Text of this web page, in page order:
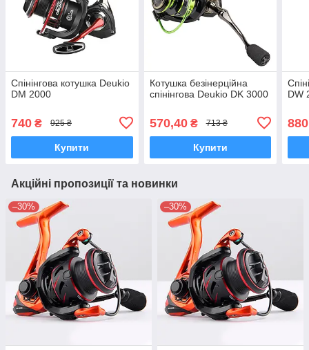
Спінінгова котушка Deukio
DM 2000
740 ₴ 925 ₴
Купити
Котушка безінерційна
спінінгова Deukio DK 3000
570,40₴ 713 ₴
Купити
DW
880
Акційні пропозиції та новинки
–30% –30%